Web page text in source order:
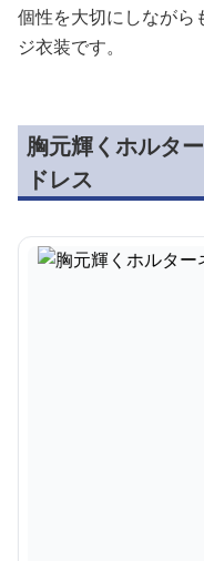
個性を大切にしながら
ジ衣装です。
胸元輝くホルタ
ドレス